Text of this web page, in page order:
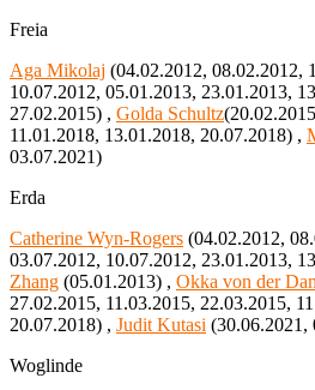
Freia
Aga Mikolaj (04.02.2012, 08.02.2012,
10.07.2012, 05.01.2013, 23.01.2013,
27.02.2015) , Golda Schultz
11.01.2018, 13.01.2018, 20.07.2018) ,
03.07.2021)
Erda
Catherine Wyn-Rogers (04.02.2012,
03.07.2012, 10.07.2012, 23.01.2013,
Zhang (05.01.2013) , Okka von der
27.02.2015, 11.03.2015, 22.03.2015,
20.07.2018) , Judit Kutasi (30.06.2021,
Woglinde